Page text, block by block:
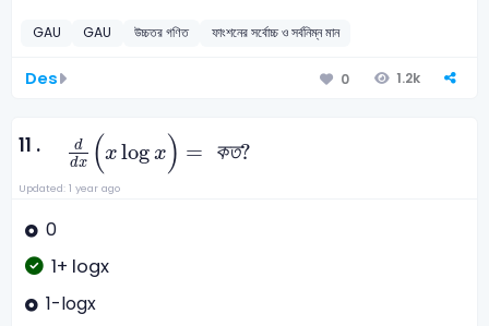
GAU GAU উচ্চতর গণিত ফাংশনের সর্বোচ্চ ও সর্বনিম্ন মান
Des 0 1.2k
11 .
d
dx (x log x) = কত?
dd x x
Updated: 1 year ago
0
1+ logx
1-logx